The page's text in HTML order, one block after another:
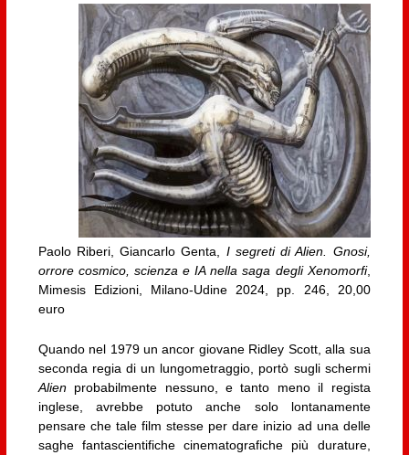
Paolo Riberi, Giancarlo Genta, I segreti di Alien. Gnosi,
orrore cosmico, scienza e IA nella saga degli Xenomorfi,
Mimesis Edizioni, Milano-Udine 2024, pp. 246, 20,00
euro
Quando nel 1979 un ancor giovane Ridley Scott, alla sua
seconda regia di un lungometraggio, portò sugli schermi
Alienprobabilmente nessuno, e tanto meno il regista
inglese, avrebbe potuto anche solo lontanamente
pensare che tale film stesse per dare inizio ad una delle
saghe fantascientifiche cinematografiche più durature,